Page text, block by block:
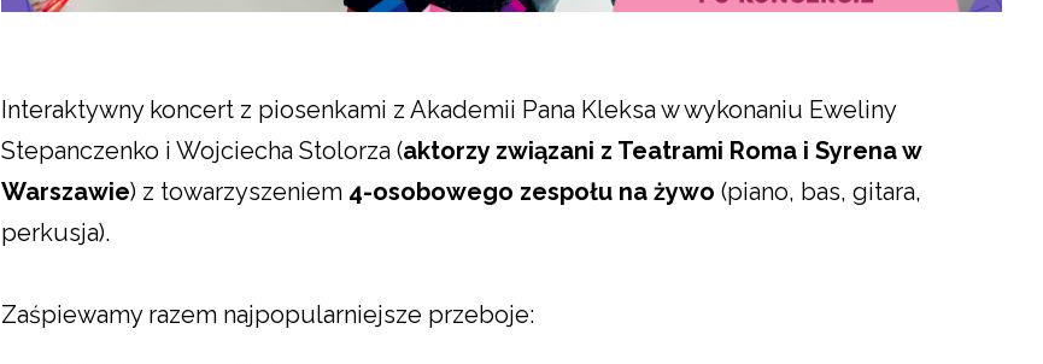
Interaktywny koncert z piosenkami z Akademii Pana Kleksa w wykonaniu Eweliny
Stepanczenko i Wojciecha Stolorza (aktorzy związani z Teatrami Roma i Syrena w
Warszawie) z towarzyszeniem 4-osobowego zespołu na żywo (piano, bas, gitara,
perkusja).
Zaśpiewamy razem najpopularniejsze przeboje: